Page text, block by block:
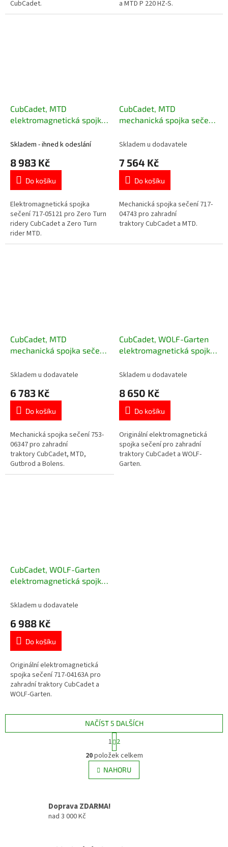
CubCadet. a MTD P 220 HZ-S.
CubCadet, MTD
elektromagnetická spojka
05121
Skladem - ihned k odeslání
8 983 Kč
Do košíku
Elektromagnetická spojka
sečení 717-05121 pro Zero Turn
ridery CubCadet a Zero Turn
rider MTD.
CubCadet, MTD
mechanická spojka sečení
04743
Skladem u dodavatele
7 564 Kč
Do košíku
Mechanická spojka sečení 717-
04743 pro zahradní
traktory CubCadet a MTD.
CubCadet, MTD
mechanická spojka sečení
06347
Skladem u dodavatele
6 783 Kč
Do košíku
Mechanická spojka sečení 753-
06347 pro zahradní
traktory CubCadet, MTD,
Gutbrod a Bolens.
CubCadet, WOLF-Garten
elektromagnetická spojka
traktory
Skladem u dodavatele
8 650 Kč
Do košíku
Originální elektromagnetická
spojka sečení pro zahradní
traktory CubCadet a WOLF-
Garten.
CubCadet, WOLF-Garten
elektromagnetická spojka
traktory 717-04163A
Skladem u dodavatele
6 988 Kč
Do košíku
Originální elektromagnetická
spojka sečení 717-04163A pro
zahradní traktory CubCadet a
WOLF-Garten.
O
v
l
á
NAČÍST 5 DALŠÍCH
S
t
r
á
n
k
1 2
20položek celkem
NAHORU
Doprava ZDARMA!
nad 3 000 Kč